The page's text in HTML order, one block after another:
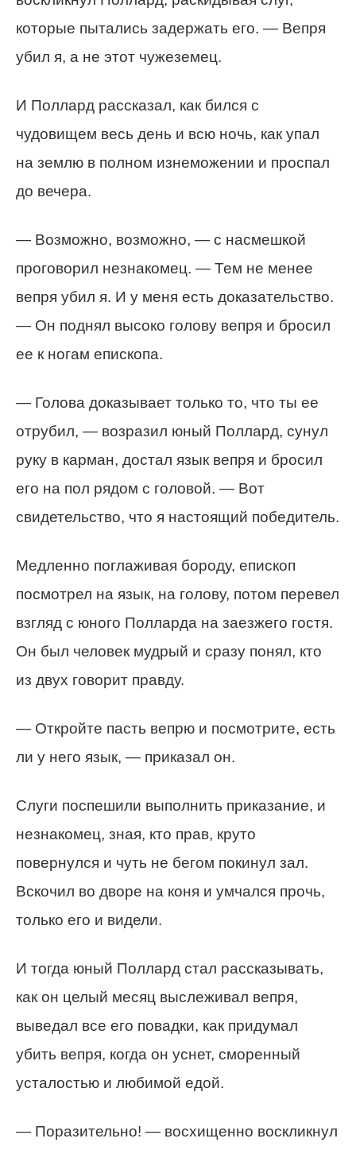
которые пытались задержать его. — Вепря
убил я, а не этот чужеземец.
И Поллард рассказал, как бился с
чудовищем весь день и всю ночь, как упал
на землю в полном изнеможении и проспал
до вечера.
— Возможно, возможно, — с насмешкой
проговорил незнакомец. — Тем не менее
вепря убил я. И у меня есть доказательство.
— Он поднял высоко голову вепря и бросил
ее к ногам епископа.
— Голова доказывает только то, что ты ее
отрубил, — возразил юный Поллард, сунул
руку в карман, достал язык вепря и бросил
его на пол рядом с головой. — Вот
свидетельство, что я настоящий победитель.
Медленно поглаживая бороду, епископ
посмотрел на язык, на голову, потом перевел
взгляд с юного Полларда на заезжего гостя.
Он был человек мудрый и сразу понял, кто
из двух говорит правду.
— Откройте пасть вепрю и посмотрите, есть
ли у него язык, — приказал он.
Слуги поспешили выполнить приказание, и
незнакомец, зная, кто прав, круто
повернулся и чуть не бегом покинул зал.
Вскочил во дворе на коня и умчался прочь,
только его и видели.
И тогда юный Поллард стал рассказывать,
как он целый месяц выслеживал вепря,
выведал все его повадки, как придумал
убить вепря, когда он уснет, сморенный
усталостью и любимой едой.
— Поразительно! — восхищенно воскликнул